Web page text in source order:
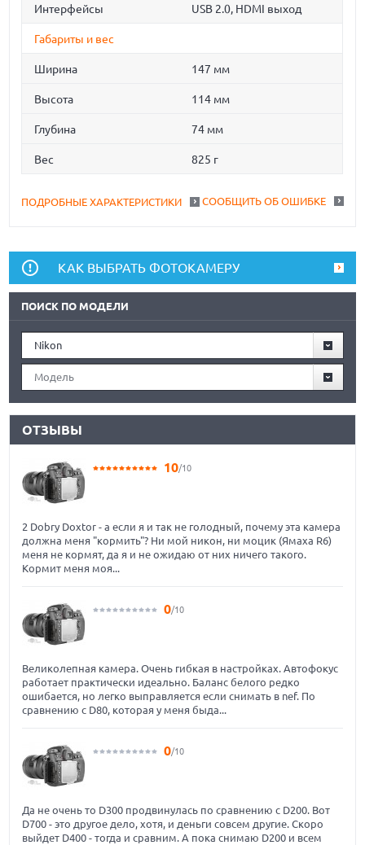
Интерфейсы USB 2.0, HDMI выход
Габариты и вес
Ширина 147 мм
Высота 114 мм
Глубина 74 мм
Вес 825 г
СООБЩИТЬ ОБ ОШИБКЕ
ПОДРОБНЫЕ ХАРАКТЕРИСТИКИ
КАК ВЫБРАТЬ ФОТОКАМЕРУ
ПОИСК ПО МОДЕЛИ
Nikon
Модель
ОТЗЫВЫ
10/10
2 Dobry Doxtor - а если я и так не голодный, почему эта камера
должна меня "кормить"? Ни мой никон, ни моцик (Ямаха R6)
меня не кормят, да я и не ожидаю от них ничего такого.
Кормит меня моя...
0/10
Великолепная камера. Очень гибкая в настройках. Автофокус
работает практически идеально. Баланс белого редко
ошибается, но легко выправляется если снимать в nef. По
сравнению с D80, которая у меня быда...
0/10
Да не очень то D300 продвинулась по сравнению с D200. Вот
D700 - это другое дело, хотя, и деньги совсем другие. Скоро
выйдет D400 - тогда и сравним. А пока снимаю D200 и всем